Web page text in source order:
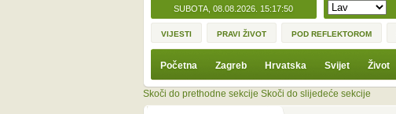
SUBOTA, 08.08.2026. 15:17:50
VIJESTI PRAVI ŽIVOT POD REFLEKTOROM
Početna Zagreb Hrvatska Svijet Život
Skoči do prethodne sekcije Skoči do slijedeće sekcije